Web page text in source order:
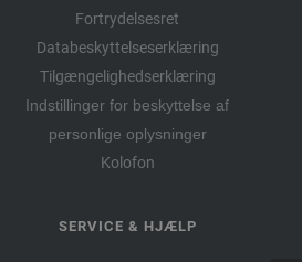
Fortrydelsesret
Databeskyttelseserklæring
Tilgængelighedserklæring
Indstillinger for beskyttelse af
personlige oplysninger
Kolofon
SERVICE & HJÆLP